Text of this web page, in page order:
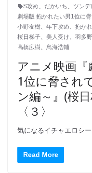
S攻め
だかいち ツンデ
劇場版 抱かれたい男1位に
小野友樹
年下攻め 抱か
桜日梯子
美人受け 羽多
高橋広樹
鳥海浩輔
アニメ映画
1位に脅され
ン編～』(桜
〈３〉
気になるイチャエロシ
Read More